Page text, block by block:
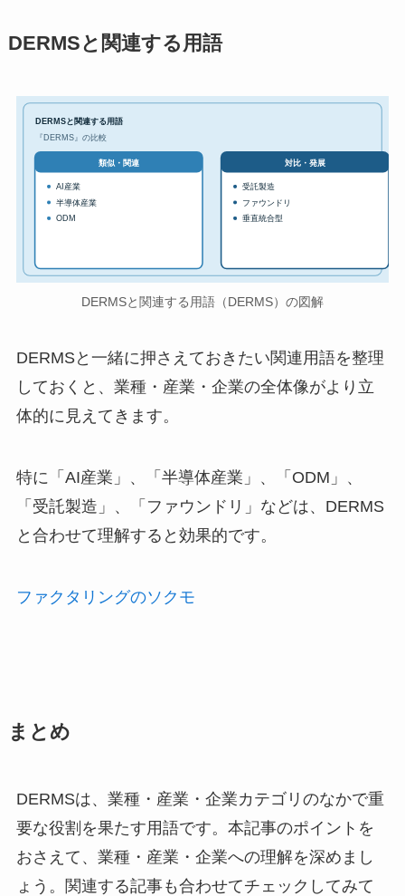
DERMSと関連する用語
DERMSと関連する用語
『DERMS』の比較
類似・関連
AI産業
半導体産業
ODM
対比・発展
受託製造
ファウンドリ
垂直統合型
DERMSと関連する用語（DERMS）の図解
DERMSと一緒に押さえておきたい関連用語を整理
しておくと、業種・産業・企業の全体像がより立
体的に見えてきます。
特に「AI産業」、「半導体産業」、「ODM」、
「受託製造」、「ファウンドリ」などは、DERMS
と合わせて理解すると効果的です。
ファクタリングのソクモ
まとめ
DERMSは、業種・産業・企業カテゴリのなかで重
要な役割を果たす用語です。本記事のポイントを
おさえて、業種・産業・企業への理解を深めまし
ょう。関連する記事も合わせてチェックしてみて